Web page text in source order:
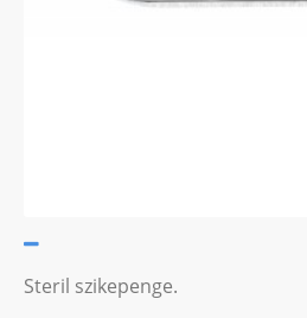
Steril szikepenge.